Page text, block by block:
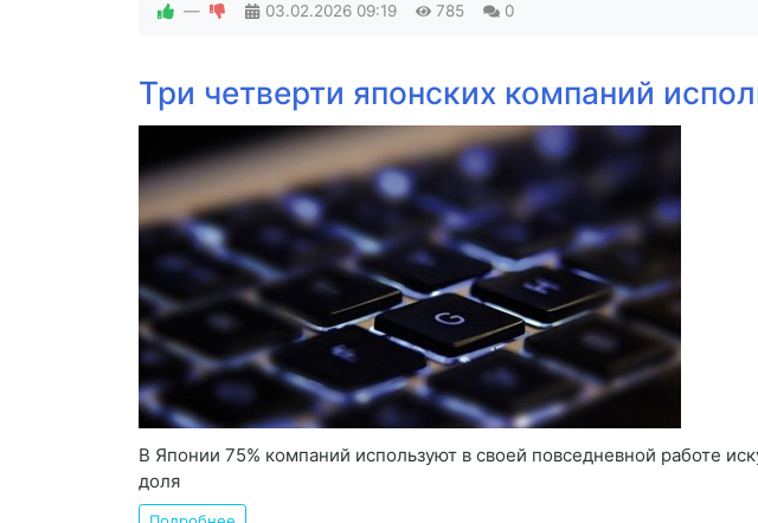
— 03.02.2026 09:19 785 0
Три четверти японских компаний
В Японии 75% компаний используют в своей повседневной работе
доля